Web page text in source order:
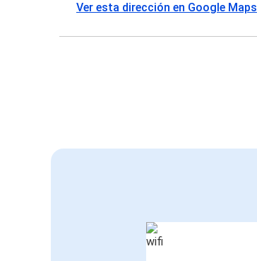
Ver esta dirección en Google Maps